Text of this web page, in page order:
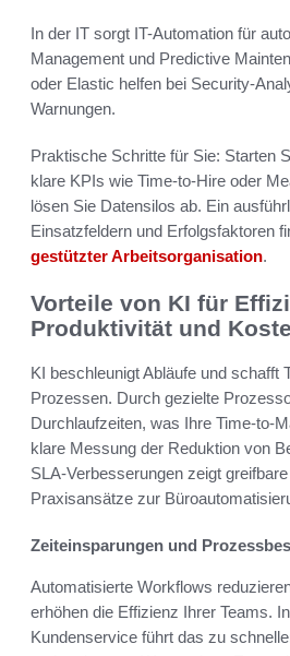
In der IT sorgt IT-Automation für
Management und Predictive
oder Elastic helfen bei Security-
Warnungen.
Praktische Schritte für Sie: Starten
klare KPIs wie Time-to-Hire oder
lösen Sie Datensilos ab. Ein
Einsatzfeldern und Erfolgsfaktoren
gestützter Arbeitsorganisation.
Vorteile von KI für
Produktivität und
KI beschleunigt Abläufe und schafft
Prozessen. Durch gezielte
Durchlaufzeiten, was Ihre Time-to-
klare Messung der Reduktion von
SLA-Verbesserungen zeigt
Praxisansätze zur
Zeiteinsparungen und
Automatisierte Workflows
erhöhen die Effizienz Ihrer Teams.
Kundenservice führt das zu